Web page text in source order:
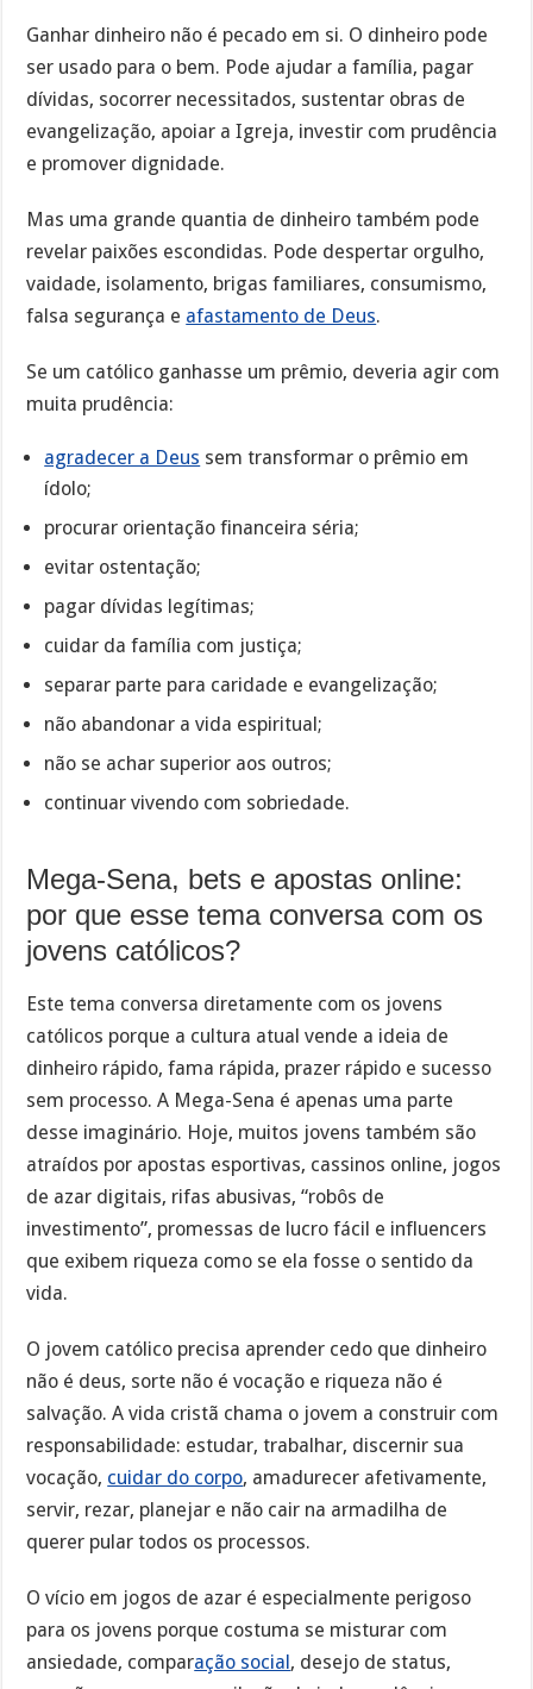
Ganhar dinheiro não é pecado em si. O dinheiro pode
ser usado para o bem. Pode ajudar a família, pagar
dívidas, socorrer necessitados, sustentar obras de
evangelização, apoiar a Igreja, investir com prudência
e promover dignidade.
Mas uma grande quantia de dinheiro também pode
revelar paixões escondidas. Pode despertar orgulho,
vaidade, isolamento, brigas familiares, consumismo,
falsa segurança e afastamento de Deus.
Se um católico ganhasse um prêmio, deveria agir com
muita prudência:
agradecer a Deus sem transformar o prêmio em
ídolo;
procurar orientação financeira séria;
evitar ostentação;
pagar dívidas legítimas;
cuidar da família com justiça;
separar parte para caridade e evangelização;
não abandonar a vida espiritual;
não se achar superior aos outros;
continuar vivendo com sobriedade.
Mega-Sena, bets e apostas online:
por que esse tema conversa com os
jovens católicos?
Este tema conversa diretamente com os jovens
católicos porque a cultura atual vende a ideia de
dinheiro rápido, fama rápida, prazer rápido e sucesso
sem processo. A Mega-Sena é apenas uma parte
desse imaginário. Hoje, muitos jovens também são
atraídos por apostas esportivas, cassinos online, jogos
de azar digitais, rifas abusivas, “robôs de
investimento”, promessas de lucro fácil e influencers
que exibem riqueza como se ela fosse o sentido da
vida.
O jovem católico precisa aprender cedo que dinheiro
não é deus, sorte não é vocação e riqueza não é
salvação. A vida cristã chama o jovem a construir com
responsabilidade: estudar, trabalhar, discernir sua
vocação, cuidar do corpo, amadurecer afetivamente,
servir, rezar, planejar e não cair na armadilha de
querer pular todos os processos.
O vício em jogos de azar é especialmente perigoso
para os jovens porque costuma se misturar com
ansiedade, comparação social, desejo de status,